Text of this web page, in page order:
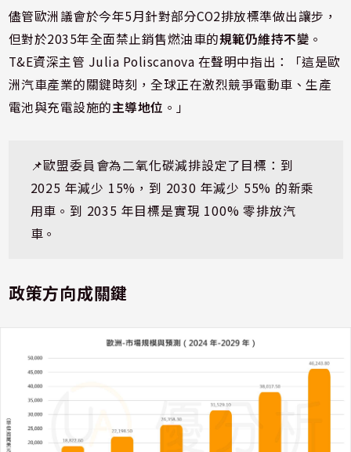
儘管歐洲議會於今年5月針對部分CO2排放標準做出讓步，
但對於2035年全面禁止銷售燃油車的規範仍維持不變 。
T&E資深主管 Julia Poliscanova 在聲明中指出：「這是歐
洲汽車產業的關鍵時刻，全球正在激烈競爭電動車、生產
電池與充電設施的主導地位 。」
📌歐盟委員會為二氧化碳減排設定了目標：到
2025 年減少 15%，到 2030 年減少 55% 的新乘
用車。到 2035 年目標是實現 100% 零排放汽
車。
政策方向成關鍵